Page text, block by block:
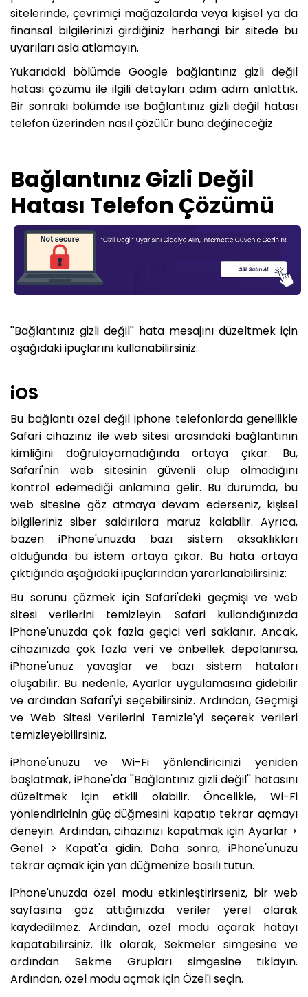
sitelerinde, çevrimiçi mağazalarda veya kişisel ya da
finansal bilgilerinizi girdiğiniz herhangi bir sitede bu
uyarıları asla atlamayın.
Yukarıdaki bölümde Google bağlantınız gizli değil
hatası çözümü ile ilgili detayları adım adım anlattık.
Bir sonraki bölümde ise bağlantınız gizli değil hatası
telefon üzerinden nasıl çözülür buna değineceğiz.
Bağlantınız Gizli Değil
Hatası Telefon Çözümü
''Bağlantınız gizli değil'' hata mesajını düzeltmek için
aşağıdaki ipuçlarını kullanabilirsiniz:
iOS
Bu bağlantı özel değil iphone telefonlarda genellikle
Safari cihazınız ile web sitesi arasındaki bağlantının
kimliğini doğrulayamadığında ortaya çıkar. Bu,
Safari'nin web sitesinin güvenli olup olmadığını
kontrol edemediği anlamına gelir. Bu durumda, bu
web sitesine göz atmaya devam ederseniz, kişisel
bilgileriniz siber saldırılara maruz kalabilir. Ayrıca,
bazen iPhone'unuzda bazı sistem aksaklıkları
olduğunda bu istem ortaya çıkar. Bu hata ortaya
çıktığında aşağıdaki ipuçlarından yararlanabilirsiniz:
Bu sorunu çözmek için Safari'deki geçmişi ve web
sitesi verilerini temizleyin. Safari kullandığınızda
iPhone'unuzda çok fazla geçici veri saklanır. Ancak,
cihazınızda çok fazla veri ve önbellek depolanırsa,
iPhone'unuz yavaşlar ve bazı sistem hataları
oluşabilir. Bu nedenle, Ayarlar uygulamasına gidebilir
ve ardından Safari'yi seçebilirsiniz. Ardından, Geçmişi
ve Web Sitesi Verilerini Temizle'yi seçerek verileri
temizleyebilirsiniz.
iPhone'unuzu ve Wi-Fi yönlendiricinizi yeniden
başlatmak, iPhone'da ''Bağlantınız gizli değil'' hatasını
düzeltmek için etkili olabilir. Öncelikle, Wi-Fi
yönlendiricinin güç düğmesini kapatıp tekrar açmayı
deneyin. Ardından, cihazınızı kapatmak için Ayarlar >
Genel > Kapat'a gidin. Daha sonra, iPhone'unuzu
tekrar açmak için yan düğmenize basılı tutun.
iPhone'unuzda özel modu etkinleştirirseniz, bir web
sayfasına göz attığınızda veriler yerel olarak
kaydedilmez. Ardından, özel modu açarak hatayı
kapatabilirsiniz. İlk olarak, Sekmeler simgesine ve
ardından Sekme Grupları simgesine tıklayın.
Ardından, özel modu açmak için Özel'i seçin.